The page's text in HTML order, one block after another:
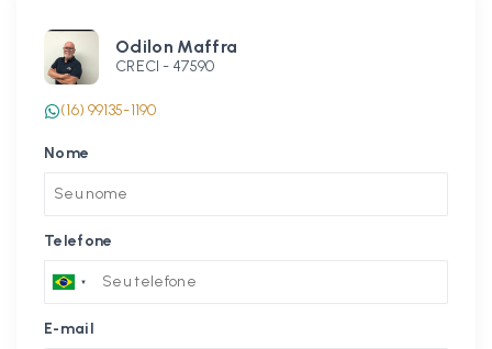
Odilon Maffra
CRECI - 47590
(16) 99135-1190
Nome
Telefone
E-mail